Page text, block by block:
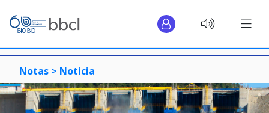
Notas > Noticia